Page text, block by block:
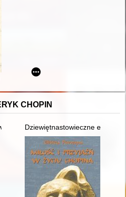
na ograniczenie praw mniejszości
CHOPIN
Chopina w redakcji Zygmunta
Dziewiętnastowieczne edycje